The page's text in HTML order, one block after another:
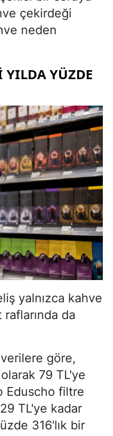
çekirdeği
neden
YILDA YÜZDE
yalnızca kahve
da
göre,
79 TL'ye
Eduscho filtre
TL'ye kadar
316'lık bir